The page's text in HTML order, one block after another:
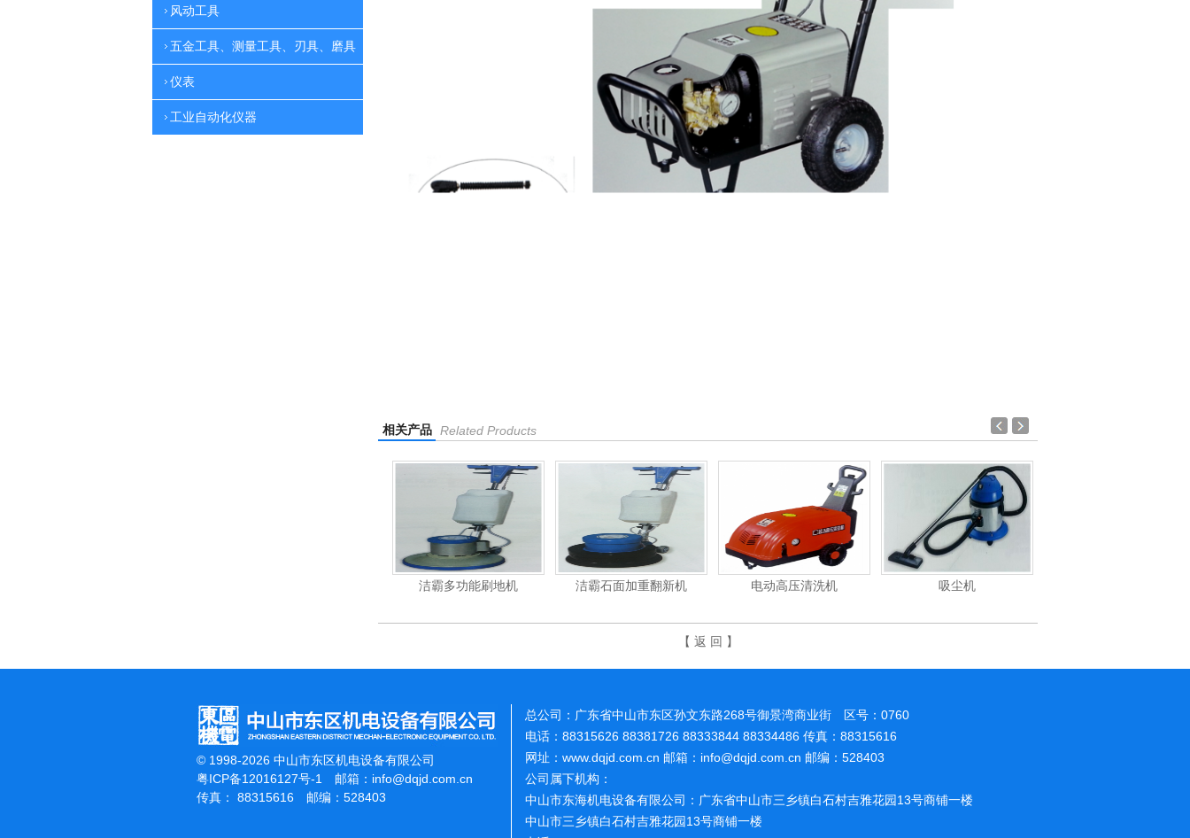
风动工具
五金工具、测量工具、刃具、磨具
仪表
工业自动化仪器
相关产品 Related Products
洁霸石面加重翻新机 电动高压清洗机 吸尘机 电动高压清洗机
【 返 回 】
© 1998-2026 中山市东区机电设备有限公司
粤ICP备12016127号-1
邮箱： info@dqjd.com.cn
传真： 88315616 邮编：528403
总公司：广东省中山市东区孙文东路268号御景湾商业街 区号：0760
电话：88315626 88381726 88333844 88334486 传真：88315616
网址：www.dqjd.com.cn 邮箱：info@dqjd.com.cn 邮编：528403
公司属下机构：
中山市东海机电设备有限公司：广东省中山市三乡镇白石村吉雅花园13号商铺一楼
中山市三乡镇白石村吉雅花园13号商铺一楼